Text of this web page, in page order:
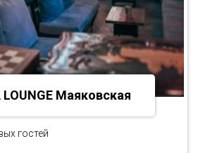
Маяковская
гостей